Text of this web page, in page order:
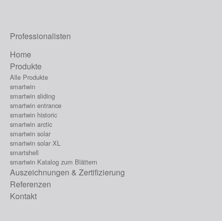
Professionalisten
Home
Produkte
Alle Produkte
smartwin
smartwin sliding
smartwin entrance
smartwin historic
smartwin arctic
smartwin solar
smartwin solar XL
smartshell
smartwin Katalog zum Blättern
Auszeichnungen & Zertifizierung
Referenzen
Kontakt